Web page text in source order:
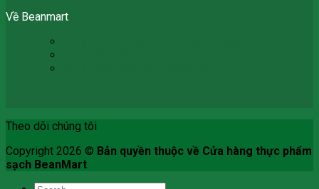
Về Beanmart
Theo dõi chúng tôi
Copyright 2026 © Bản quyền thuộc về Cửa hàng thực phẩm
sạch BeanMart